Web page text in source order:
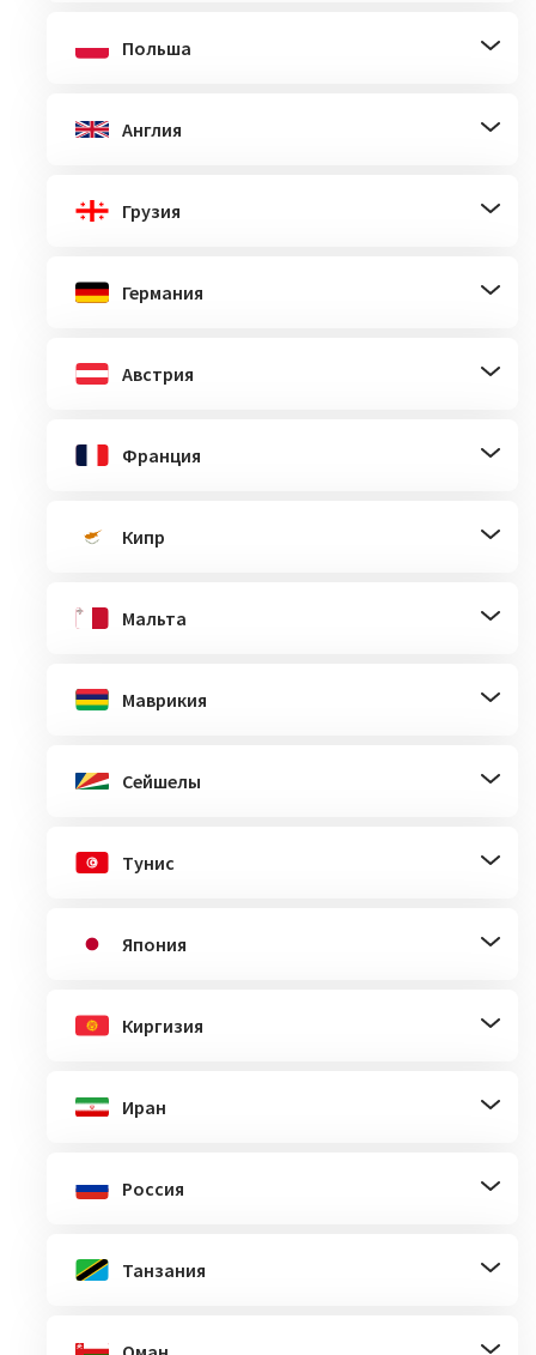
Польша
Англия
Грузия
Германия
Австрия
Франция
Кипр
Мальта
Маврикия
Сейшелы
Тунис
Япония
Киргизия
Иран
Россия
Танзания